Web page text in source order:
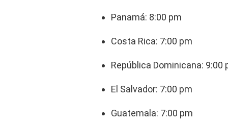
Panamá: 8:00 pm
Costa Rica: 7:00 pm
República Dominicana: 9:00
El Salvador: 7:00 pm
Guatemala: 7:00 pm